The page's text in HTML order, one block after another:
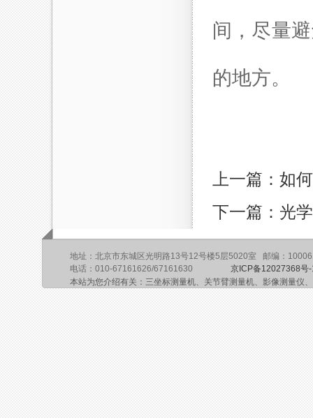
间，尽量
的地方。
上一篇：如
下一篇：光
地址：北京市东城区光明路13号12号楼5层5020室 邮编：
电话：010-67161626/67161630 京ICP备12027368号
本站为您介绍有关：三坐标测量机、关节臂测量机、影像测量仪